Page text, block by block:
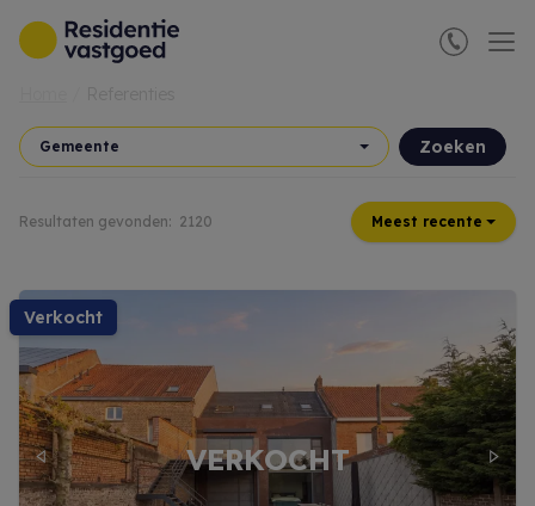
Menu overslaan en naar de inhoud gaan
Gemeente Zoeken
Meest recente
Resultaten gevonden: 2120
verkocht
Previous Next